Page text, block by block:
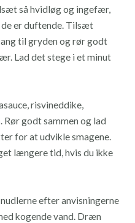
så hvidløg og ingefær,
er duftende. Tilsæt
til gryden og rør godt
Lad det stege i et minut
risvineddike,
Rør godt sammen og lad
for at udvikle smagene.
længere tid, hvis du ikke
efter anvisningerne
kogende vand. Dræn